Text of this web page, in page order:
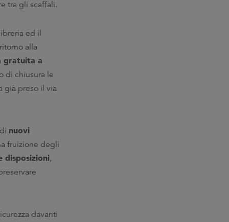
tra gli scaffali.
ed il
alla
gratuita a
di chiusura le
già preso il via
nuovi
fruizione degli
disposizioni,
davanti